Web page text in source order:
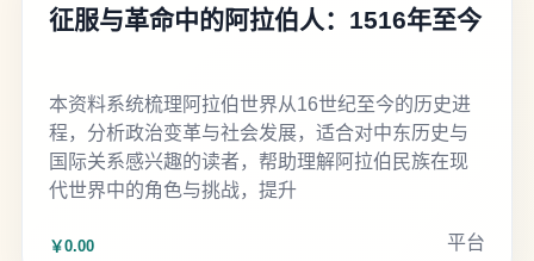
征服与革命中的阿拉伯人：1516年至今
本资料系统梳理阿拉伯世界从16世纪至今的历史进
程，分析政治变革与社会发展，适合对中东历史与
国际关系感兴趣的读者，帮助理解阿拉伯民族在现
代世界中的角色与挑战，提升
￥0.00 平台